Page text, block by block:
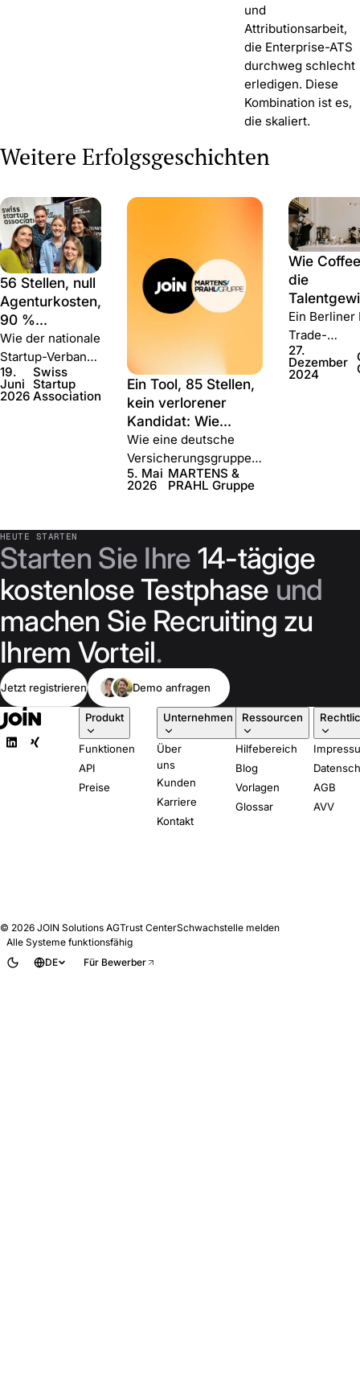
und
Attributionsarbeit,
die Enterprise-ATS
durchweg schlecht
erledigen. Diese
Kombination ist es,
die skaliert.
Weitere Erfolgsgeschichten
56 Stellen, null
Agenturkosten,
90 %
geringere
Kosten: Wie
die Swiss
Startup
Wie der nationale
Startup-Verband
der Schweiz jede
Vollzeitstelle
19.
Juni
2026
Swiss
Startup
Association
Ein Tool, 85 Stellen,
kein verlorener
Kandidat: Wie
MARTENS & PRAHL
das Recruiting mit
Join neu aufbaute
Wie eine deutsche
Versicherungsgruppe
mit 90 Büros die
Stellenveröffentlichung
fünf Minuten verkürzte
und das Recruiting
zentralisierte.
5. Mai
2026
MARTENS &
PRAHL Gruppe
Wie
die
im
schärfte
Ein
Trade-
halbierte
27.
Dezember
2024
HEUTE STARTEN
Starten Sie Ihre 14-tägige
kostenlose Testphase und
machen Sie Recruiting zu
Ihrem Vorteil.
Jetzt registrieren Demo anfragen
Produkt
Funktionen
API
Preise
Unternehmen
Über
uns
Kunden
Karriere
Kontakt
Ressourcen
Hilfebereich
Blog
Vorlagen
Glossar
AGB
AVV
© 2026 JOIN Solutions AGTrust CenterSchwachstelle melden
Alle Systeme funktionsfähig
DE
Für Bewerber